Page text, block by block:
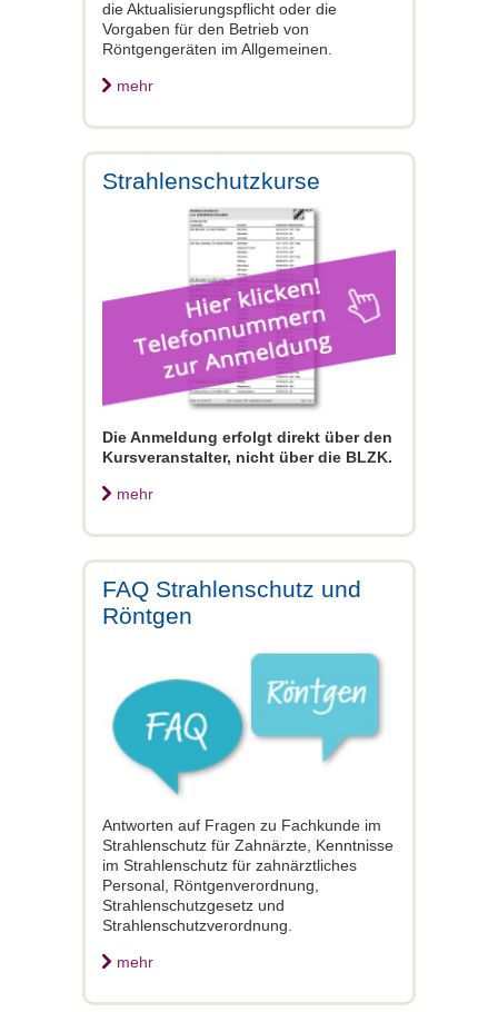
die Aktualisierungspflicht oder die
Vorgaben für den Betrieb von
Röntgengeräten im Allgemeinen.
mehr
Strahlenschutzkurse
Die Anmeldung erfolgt direkt über den
Kursveranstalter, nicht über die BLZK.
mehr
FAQ Strahlenschutz und
Röntgen
Antworten auf Fragen zu Fachkunde im
Strahlenschutz für Zahnärzte, Kenntnisse
im Strahlenschutz für zahnärztliches
Personal, Röntgenverordnung,
Strahlenschutzgesetz und
Strahlenschutzverordnung.
mehr